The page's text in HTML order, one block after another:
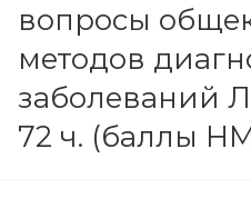
вопросы
методов
заболеваний
72 ч. (баллы